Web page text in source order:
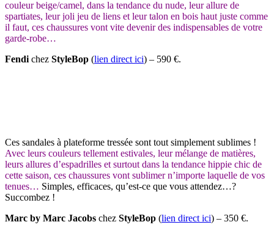
couleur beige/camel, dans la tendance du nude, leur allure de
spartiates, leur joli jeu de liens et leur talon en bois haut juste comme
il faut, ces chaussures vont vite devenir des indispensables de votre
garde-robe…
Fendi chez StyleBop (lien direct ici) – 590 €.
Ces sandales à plateforme tressée sont tout simplement sublimes !
Avec leurs couleurs tellement estivales, leur mélange de matières,
leurs allures d’espadrilles et surtout dans la tendance hippie chic de
cette saison, ces chaussures vont sublimer n’importe laquelle de vos
tenues… Simples, efficaces, qu’est-ce que vous attendez…?
Succombez !
Marc by Marc Jacobs chez StyleBop (lien direct ici) – 350 €.